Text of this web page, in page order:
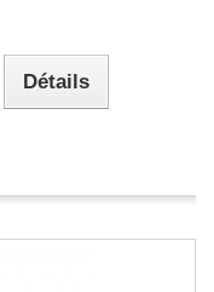
Détails